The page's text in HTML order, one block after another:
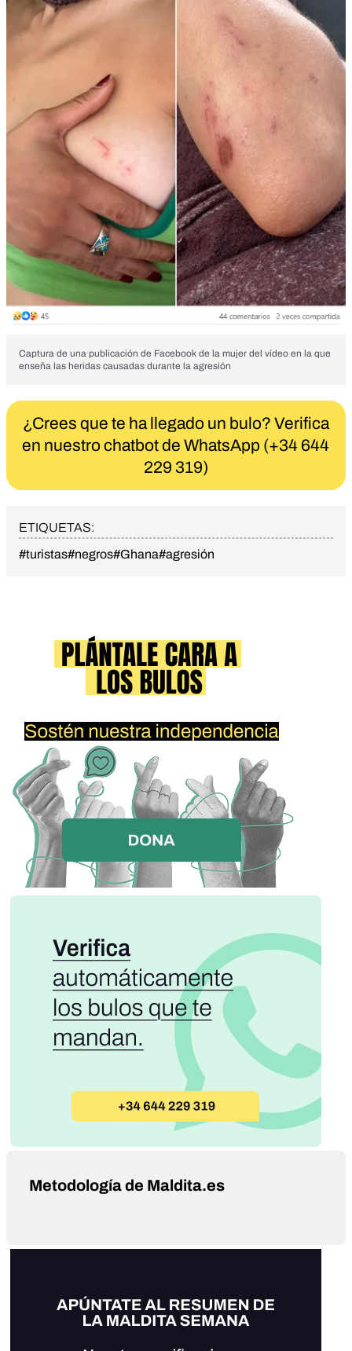
Captura de una publicación de Facebook de la mujer del vídeo en la que
enseña las heridas causadas durante la agresión
¿Crees que te ha llegado un bulo? Verifica
en nuestro chatbot de WhatsApp (+34 644
229 319)
ETIQUETAS:
#turistas#negros#Ghana#agresión
Metodología de Maldita.es